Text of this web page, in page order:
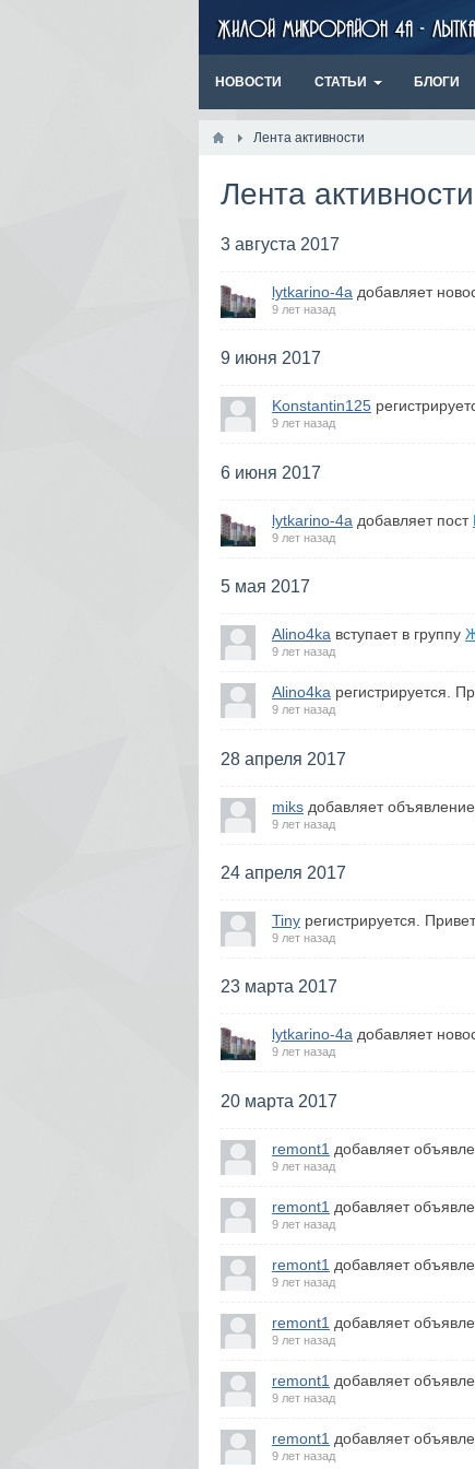
НОВОСТИ СТАТЬИ БЛОГИ
Лента активности
Лента активности
3 августа 2017
lytkarino-4a добавляет
9 лет назад
9 июня 2017
Konstantin125
9 лет назад
6 июня 2017
lytkarino-4a добавляет пост
9 лет назад
5 мая 2017
Alino4ka вступает в группу
9 лет назад
Alino4ka регистрируется.
9 лет назад
28 апреля 2017
miks добавляет объявление
9 лет назад
24 апреля 2017
Tiny регистрируется.
9 лет назад
23 марта 2017
lytkarino-4a добавляет
9 лет назад
20 марта 2017
remont1 добавляет
9 лет назад
remont1 добавляет
9 лет назад
remont1 добавляет
9 лет назад
remont1 добавляет
9 лет назад
remont1 добавляет
9 лет назад
remont1 добавляет
9 лет назад